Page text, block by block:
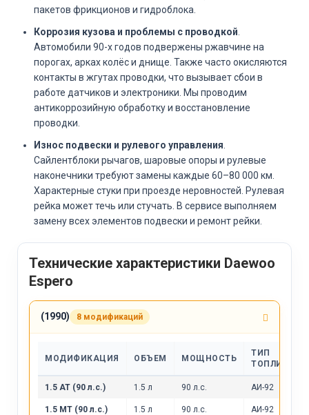
пакетов фрикционов и гидроблока.
Коррозия кузова и проблемы с проводкой
Автомобили 90-х годов подвержены ржавчине на
порогах, арках колёс и днище. Также часто окисляются
контакты в жгутах проводки, что вызывает сбои в
работе датчиков и электроники. Мы проводим
антикоррозийную обработку и восстановление
проводки.
Износ подвески и рулевого управления
Сайлентблоки рычагов, шаровые опоры и рулевые
наконечники требуют замены каждые 60–80 000 км.
Характерные стуки при проезде неровностей. Рулевая
рейка может течь или стучать. В сервисе выполняем
замену всех элементов подвески и ремонт рейки.
Технические характеристики Daewoo
Espero
(1990) 8 модификаций
МОДИФИКАЦИЯ ОБЪЕМ МОЩНОСТЬ
ТИП
ТОПЛИВА
1.5 AT (90 л.с.) 1.5 л 90 л.с. АИ-92
1.5 MT (90 л.с.) 1.5 л 90 л.с. АИ-92